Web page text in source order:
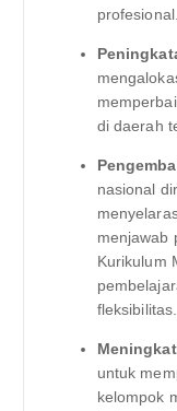
profesional.
di daerah
nasional
menjawab
Kurikulum
fleksibilitas.
untuk
kelompok